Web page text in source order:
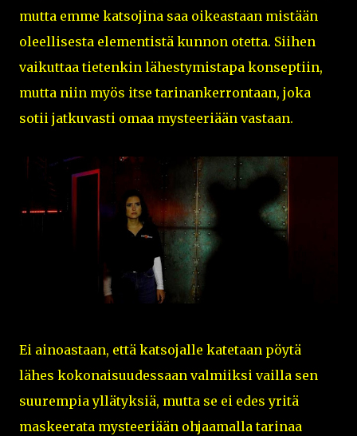
mutta emme katsojina saa oikeastaan mistään
oleellisesta elementistä kunnon otetta. Siihen
vaikuttaa tietenkin lähestymistapa konseptiin,
mutta niin myös itse tarinankerrontaan, joka
sotii jatkuvasti omaa mysteeriään vastaan.
Ei ainoastaan, että katsojalle katetaan pöytä
lähes kokonaisuudessaan valmiiksi vailla sen
suurempia yllätyksiä, mutta se ei edes yritä
maskeerata mysteeriään ohjaamalla tarinaa